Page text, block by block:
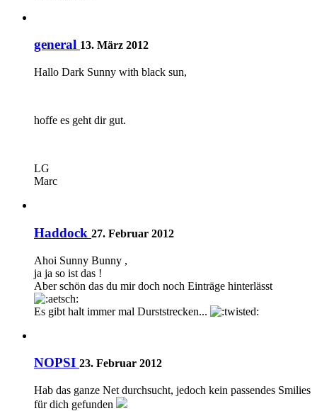
general 13. März 2012
Hallo Dark Sunny with black sun,
hoffe es geht dir gut.
LG
Marc
Haddock 27. Februar 2012
Ahoi Sunny Bunny ,
ja ja so ist das !
Aber schön das du mir doch noch Einträge hinterlässt
Es gibt halt immer mal Durststrecken...
NOPSI 23. Februar 2012
Hab das ganze Net durchsucht, jedoch kein passendes Smilies
für dich gefunden